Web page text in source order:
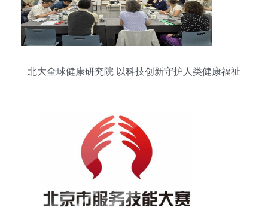
北大全球健康研究院 以科技创新守护人类健康福祉